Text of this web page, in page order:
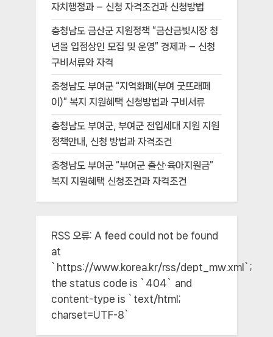
자치행정과 – 신청 자격조건과 신청방법
충청남도 금산군 지원정책 “금산금빛시장 청
년몰 입점상인 모집 및 운영” 경제과 – 신청
구비서류와 자격
충청남도 부여군 “지역화폐(부여 굿뜨래페
이)” 복지 지원혜택 신청방법과 구비서류
충청남도 부여군, 부여군 전입세대 지원 지원
정책안내, 신청 방법과 자격조건
충청남도 부여군 “부여군 출산·육아지원금”
복지 지원혜택 신청조건과 자격조건
RSS 오류: A feed could not be found
at
`https://www.korea.kr/rss/dept_mw.xml`;
the status code is `404` and
content-type is `text/html;
charset=UTF-8`